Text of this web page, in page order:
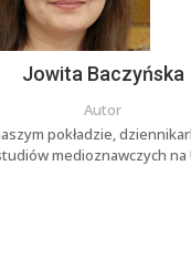
Jowita Baczyńska
Autor
pokładzie,
medioznawczych